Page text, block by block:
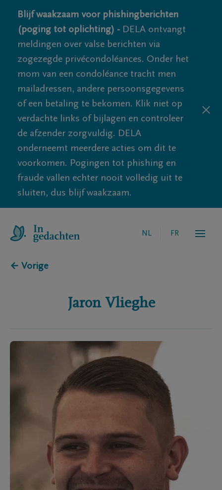
Blijf waakzaam voor phishingberichten
(poging tot oplichting) - DELA ontvangt
meldingen over valse berichten via
zogezegde privécondoléances. Onder het
mom van een condoléance tracht men
mailadressen, andere persoonsgegevens
of een betaling te bekomen. Klik niet op
verdachte links of bijlagen en controleer
de afzender zorgvuldig. DELA
onderneemt meerdere acties om dit te
voorkomen. Pogingen tot phishing en
fraude vallen echter nooit volledig uit te
sluiten, dus blijf waakzaam.
NL FR
← Vorige
Jaron Vlieghe